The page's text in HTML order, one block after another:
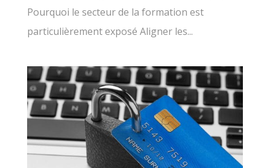
Pourquoi le secteur de la formation est
particulièrement exposé Aligner les...